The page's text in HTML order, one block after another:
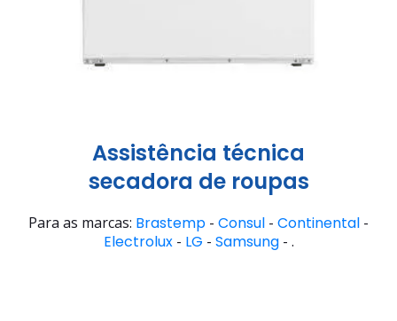
Assistência técnica
secadora de roupas
Para as marcas: Brastemp - Consul - Continental -
Electrolux- LG - Samsung- .